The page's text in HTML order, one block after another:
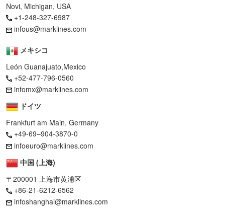
Novi, Michigan, USA
+1-248-327-6987
infous@marklines.com
メキシコ
León Guanajuato,Mexico
+52-477-796-0560
infomx@marklines.com
ドイツ
Frankfurt am Main, Germany
+49-69–904-3870-0
infoeuro@marklines.com
中国 (上海)
〒200001 上海市黄浦区
+86-21-6212-6562
infoshanghai@marklines.com